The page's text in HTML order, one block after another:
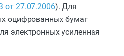
от 27.07.2006). Для
оцифрованных бумаг
электронных усиленная